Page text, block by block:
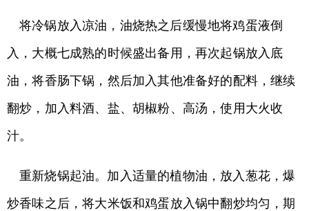
将冷锅放入凉油，油烧热之后缓慢地将鸡蛋液倒
入，大概七成熟的时候盛出备用，再次起锅放入底
油，将香肠下锅，然后加入其他准备好的配料，继续
翻炒，加入料酒、盐、胡椒粉、高汤，使用大火收
汁。
重新烧锅起油。加入适量的植物油，放入葱花，爆
炒香味之后，将大米饭和鸡蛋放入锅中翻炒均匀，期